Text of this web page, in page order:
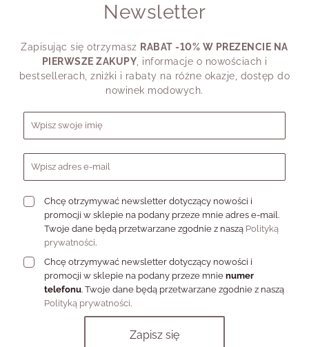
swojego
dziś
Newsletter
Zapisując się otrzymasz RABAT -10% W PREZENCIE NA
PIERWSZE ZAKUPY, informacje o nowościach i
bestsellerach, zniżki i rabaty na różne okazje, dostęp do
nowinek modowych.
Formularz zapisu do newslettera
Chcę otrzymywać newsletter dotyczący nowości i
promocji w sklepie na podany przeze mnie adres e-mail.
Twoje dane będą przetwarzane zgodnie z naszą Polityką
prywatności.
Chcę otrzymywać newsletter dotyczący nowości i
promocji w sklepie na podany przeze mnie numer
telefonu. Twoje dane będą przetwarzane zgodnie z naszą
Polityką prywatności.